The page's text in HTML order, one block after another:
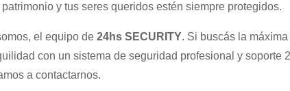
patrimonio y tus seres queridos estén siempre protegidos.
el equipo de 24hs SECURITY. Si buscás la máxima
con un sistema de seguridad profesional y soporte
a contactarnos.